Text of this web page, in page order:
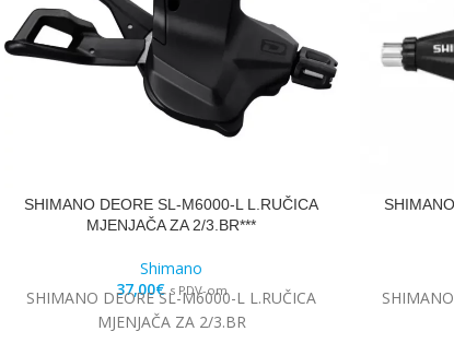
SHIMANO DEORE SL-M6000-L L.RUČICA
MJENJAČA ZA 2/3.BR***
Shimano
37,00€ s PDV-om
SHIMANO DEORE SL-M6000-L L.RUČICA
MJENJAČA ZA 2/3.BR